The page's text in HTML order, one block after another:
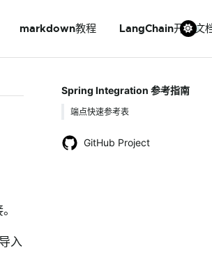
markdown教程 LangChain开发文
Spring Integration 参考指南
端点快速参考表
GitHub Project
入